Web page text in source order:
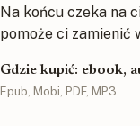
Na końcu czeka na
pomoże ci zamienić
Gdzie kupić: ebook,
Epub, Mobi, PDF, MP3